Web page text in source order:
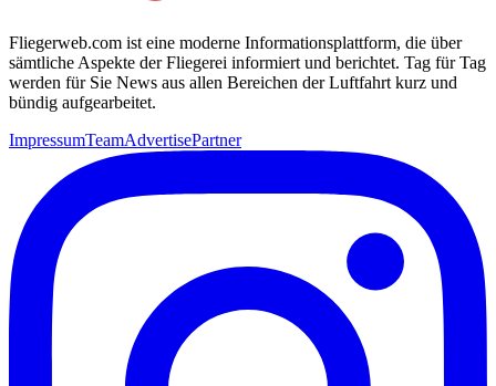
Fliegerweb.com ist eine moderne Informationsplattform, die über
sämtliche Aspekte der Fliegerei informiert und berichtet. Tag für Tag
werden für Sie News aus allen Bereichen der Luftfahrt kurz und
bündig aufgearbeitet.
ImpressumTeamAdvertisePartner